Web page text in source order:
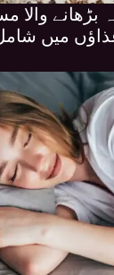
بڑھانے والا
میں